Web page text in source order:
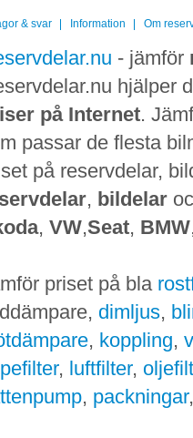
& svar Information Om
- jämför
hjälper
på Internet.
passar de flesta
på reservdelar,
, bildelar
, VW,Seat, BMW
priset på bla
dimljus,
, koppling,
, luftfilter,
, packningar